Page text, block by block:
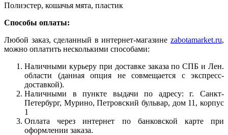
Полиэстер, кошачья мята, пластик
Способы оплаты:
Любой заказ, сделанный в интернет-магазине zabotamarket.ru,
можно оплатить несколькими способами:
Наличными курьеру при доставке заказа по СПБ и Лен.
области (данная опция не совмещается с экспресс-
доставкой).
Наличными в пункте выдачи по адресу: г. Санкт-
Петербург, Мурино, Петровский бульвар, дом 11, корпус
1
Оплата через интернет по банковской карте при
оформлении заказа.